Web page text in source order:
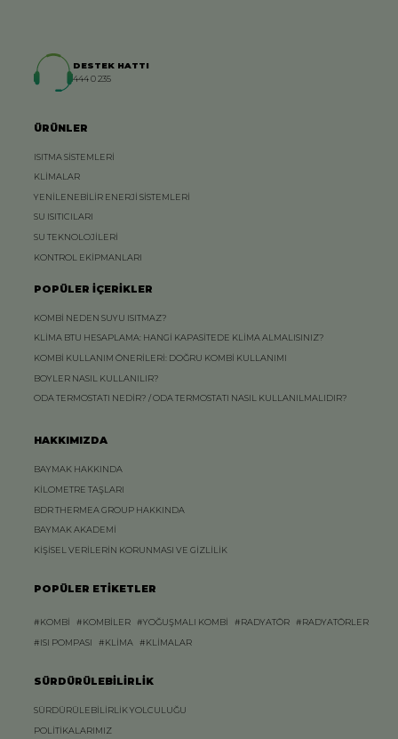
DESTEK HATTI
444 0 235
ÜRÜNLER
ISITMA SİSTEMLERİ
KLİMALAR
YENİLENEBİLİR ENERJİ SİSTEMLERİ
SU ISITICILARI
SU TEKNOLOJİLERİ
KONTROL EKİPMANLARI
POPÜLER İÇERİKLER
KOMBİ NEDEN SUYU ISITMAZ?
KLİMA BTU HESAPLAMA: HANGİ KAPASİTEDE KLİMA ALMALISINIZ?
KOMBİ KULLANIM ÖNERİLERİ: DOĞRU KOMBİ KULLANIMI
BOYLER NASIL KULLANILIR?
ODA TERMOSTATI NEDİR? / ODA TERMOSTATI NASIL KULLANILMALIDIR?
HAKKIMIZDA
BAYMAK HAKKINDA
KİLOMETRE TAŞLARI
BDR THERMEA GROUP HAKKINDA
BAYMAK AKADEMİ
KİŞİSEL VERİLERİN KORUNMASI VE GİZLİLİK
POPÜLER ETİKETLER
#KOMBİ #KOMBİLER #YOĞUŞMALI KOMBİ #RADYATÖR #RADYATÖRLER
#ISI POMPASI #KLİMA #KLİMALAR
SÜRDÜRÜLEBİLİRLİK
SÜRDÜRÜLEBİLİRLİK YOLCULUĞU
POLİTİKALARIMIZ